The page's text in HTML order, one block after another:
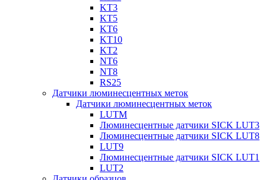
KT3
KT5
KT6
KT10
KT2
NT6
NT8
RS25
Датчики люминесцентных меток
Датчики люминесцентных меток
LUTM
Люминесцентные датчики SICK LUT3
Люминесцентные датчики SICK LUT8
LUT9
Люминесцентные датчики SICK LUT1
LUT2